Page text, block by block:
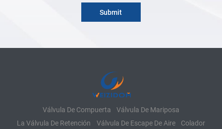
Válvula De Compuerta
Válvula De Mariposa
La Válvula De Retención
Válvula De Escape De Aire Colador